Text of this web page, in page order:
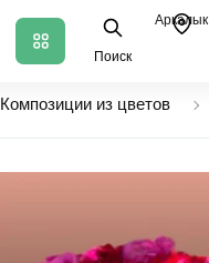
Поиск
Аркалык
Композиции из цветов